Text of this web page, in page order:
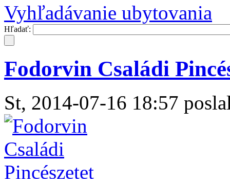
Vyhľadávanie ubytovania
Hľadať:
Fodorvin Családi
St, 2014-07-16 18:57